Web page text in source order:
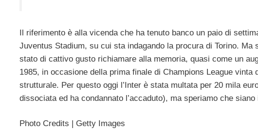
Il riferimento è alla vicenda che ha tenuto banco un paio di
Juventus Stadium, su cui sta indagando la procura di Torino.
stato di cattivo gusto richiamare alla memoria, quasi come un
1985, in occasione della prima finale di Champions League
strutturale. Per questo oggi l’Inter è stata multata per 20 mila
dissociata ed ha condannato l’accaduto), ma speriamo che
Photo Credits | Getty Images